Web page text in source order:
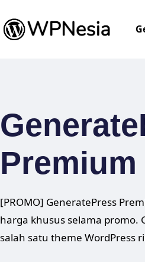
Premium
[PROMO] GeneratePress
harga khusus selama promo.
salah satu theme WordPress